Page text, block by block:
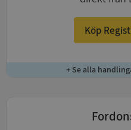
Köp
+ Se alla